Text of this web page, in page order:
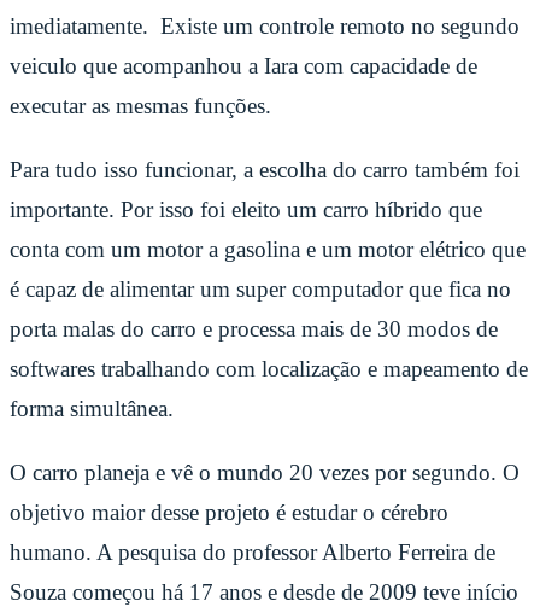
imediatamente. Existe um controle remoto no segundo
veiculo que acompanhou a Iara com capacidade de
executar as mesmas funções.
Para tudo isso funcionar, a escolha do carro também foi
importante. Por isso foi eleito um carro híbrido que
conta com um motor a gasolina e um motor elétrico que
é capaz de alimentar um super computador que fica no
porta malas do carro e processa mais de 30 modos de
softwares trabalhando com localização e mapeamento de
forma simultânea.
O carro planeja e vê o mundo 20 vezes por segundo. O
objetivo maior desse projeto é estudar o cérebro
humano. A pesquisa do professor Alberto Ferreira de
Souza começou há 17 anos e desde de 2009 teve início